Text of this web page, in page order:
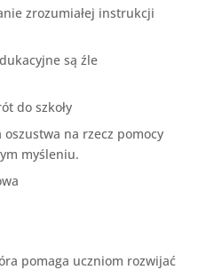
zrozumiałej instrukcji
są źle
do szkoły
na rzecz pomocy
myśleniu.
pomaga uczniom rozwijać